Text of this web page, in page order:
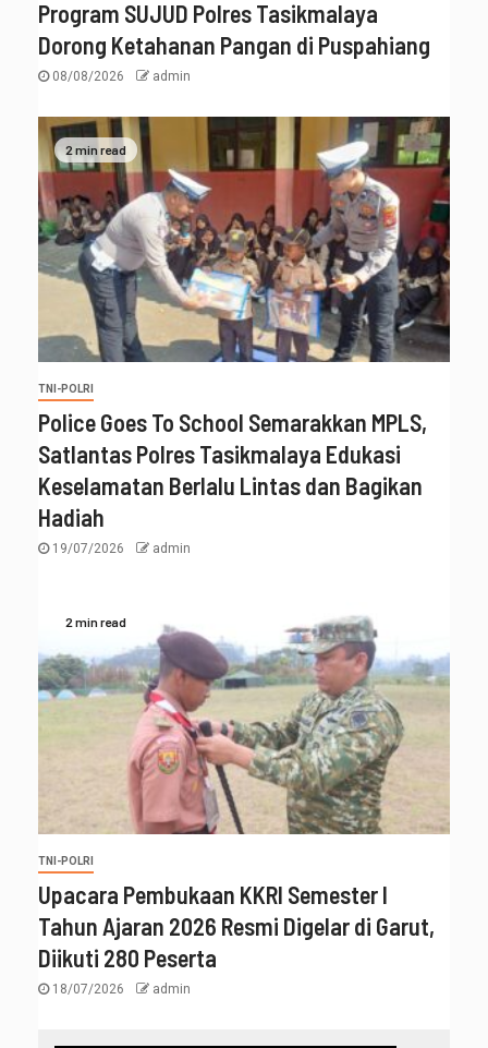
Program SUJUD Polres Tasikmalaya
Dorong Ketahanan Pangan di Puspahiang
08/08/2026 admin
2 min read
TNI-POLRI
Police Goes To School Semarakkan MPLS,
Satlantas Polres Tasikmalaya Edukasi
Keselamatan Berlalu Lintas dan Bagikan
Hadiah
19/07/2026 admin
2 min read
TNI-POLRI
Upacara Pembukaan KKRI Semester I
Tahun Ajaran 2026 Resmi Digelar di Garut,
Diikuti 280 Peserta
18/07/2026 admin